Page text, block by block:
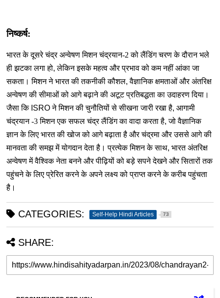
निष्कर्ष:
भारत के दूसरे चंद्र अन्वेषण मिशन चंद्रयान-2 को लैंडिंग चरण के दौरान भले
ही झटका लगा हो,लेकिन इसके महत्व और प्रभाव को कम नहीं आंका जा
सकता। मिशन ने भारत की तकनीकी कौशल,वैज्ञानिक क्षमताओं और अंतरिक्ष
अन्वेषण की सीमाओं को आगे बढ़ाने की अटूट प्रतिबद्धता का उदाहरण दिया।
जैसा कि ISRO ने मिशन की चुनौतियों से सीखना जारी रखा है,आगामी
चंद्रयान -3 मिशन एक सफल चंद्र लैंडिंग का वादा करता है,जो वैज्ञानिक
ज्ञान के लिए भारत की खोज को आगे बढ़ाता है और चंद्रमा और उससे आगे की
मानवता की समझ में योगदान देता है। प्रत्येक मिशन के साथ,भारत अंतरिक्ष
अन्वेषण में वैश्विक नेता बनने और पीढ़ियों को बड़े सपने देखने और सितारों तक
पहुंचने के लिए प्रेरित करने के अपने लक्ष्य को प्राप्त करने के करीब पहुंचता
है।
CATEGORIES: Self-Help Hindi Articles 73
SHARE: